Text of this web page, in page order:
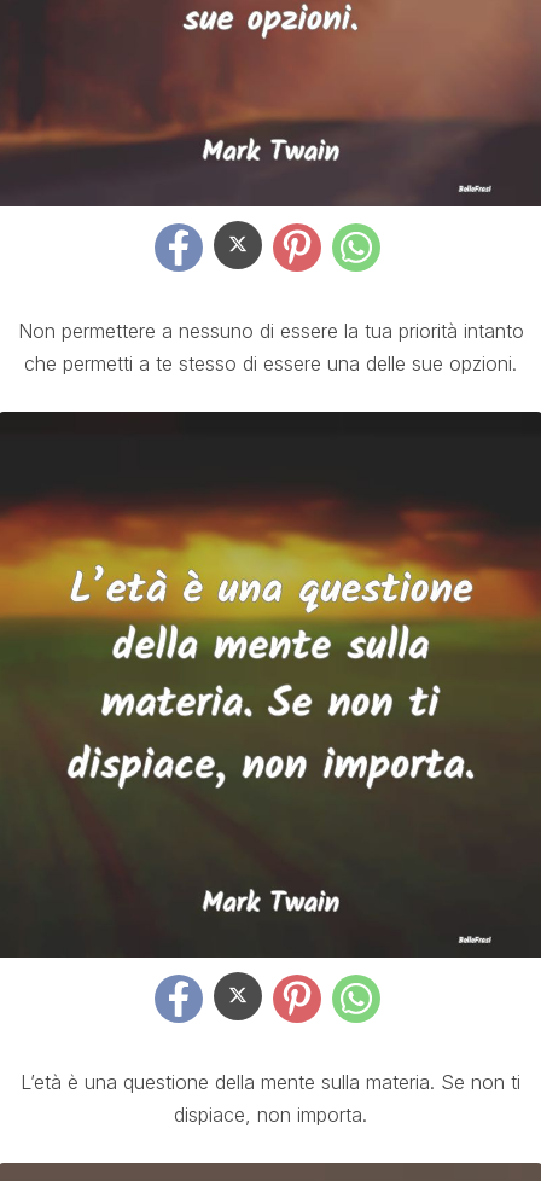
Non permettere a nessuno di essere la tua priorità intanto
che permetti a te stesso di essere una delle sue opzioni.
L’età è una questione della mente sulla materia. Se non ti
dispiace, non importa.